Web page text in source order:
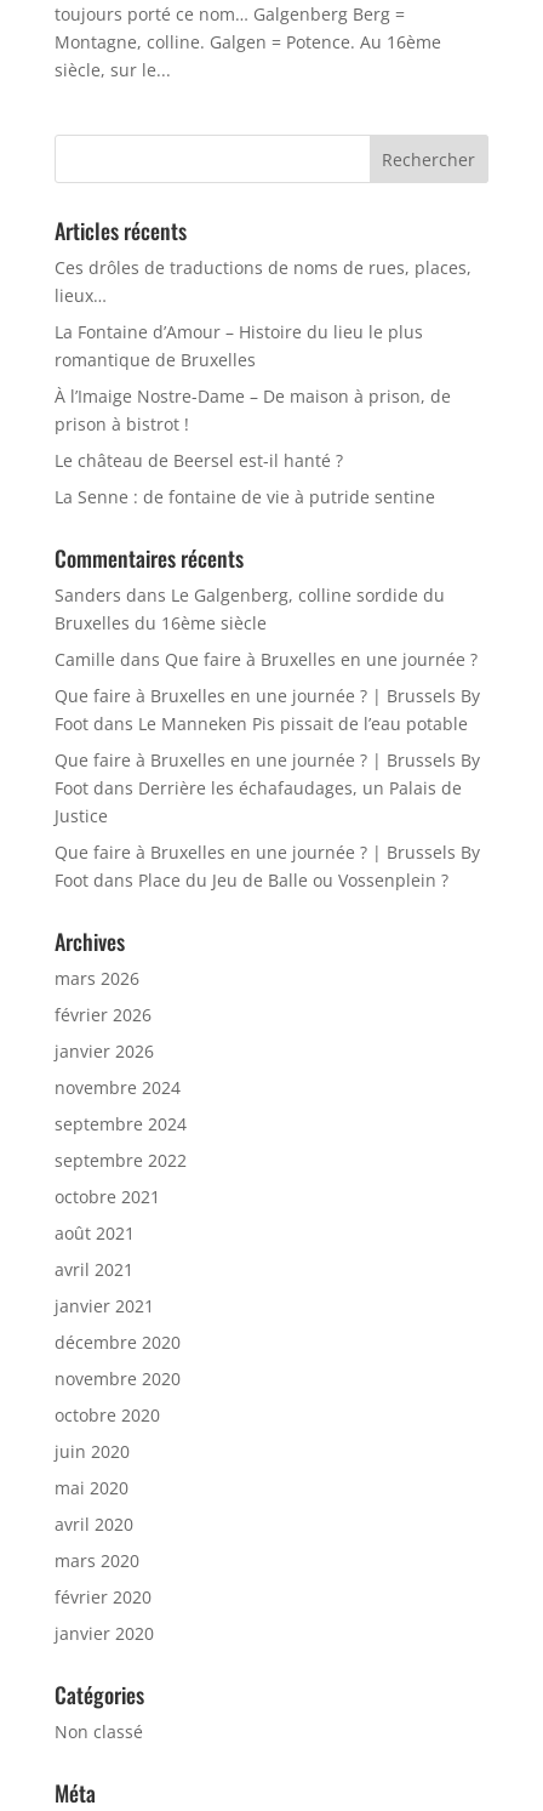
toujours porté ce nom… Galgenberg Berg =
Montagne, colline. Galgen = Potence. Au 16ème
siècle, sur le...
Rechercher :
Articles récents
Ces drôles de traductions de noms de rues, places,
lieux…
La Fontaine d’Amour – Histoire du lieu le plus
romantique de Bruxelles
À l’Imaige Nostre-Dame – De maison à prison, de
prison à bistrot !
Le château de Beersel est-il hanté ?
La Senne : de fontaine de vie à putride sentine
Commentaires récents
Sanders dans Le Galgenberg, colline sordide du
Bruxelles du 16ème siècle
Camille dans Que faire à Bruxelles en une journée ?
Que faire à Bruxelles en une journée ? | Brussels By
Footdans Le Manneken Pis pissait de l’eau potable
Que faire à Bruxelles en une journée ? | Brussels By
Footdans Derrière les échafaudages, un Palais de
Justice
Que faire à Bruxelles en une journée ? | Brussels By
Footdans Place du Jeu de Balle ou Vossenplein ?
Archives
mars 2026
février 2026
janvier 2026
novembre 2024
septembre 2024
septembre 2022
octobre 2021
août 2021
avril 2021
janvier 2021
décembre 2020
novembre 2020
octobre 2020
juin 2020
mai 2020
avril 2020
mars 2020
février 2020
janvier 2020
Catégories
Non classé
Méta